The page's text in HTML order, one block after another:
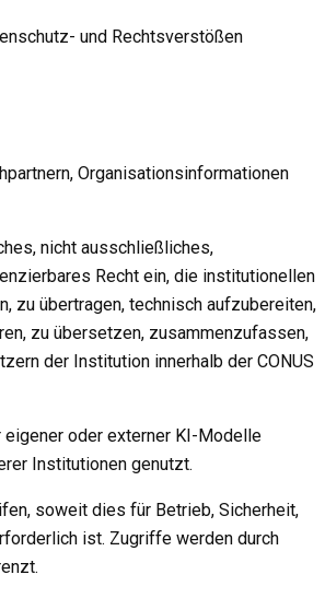
und Rechtsverstößen
Organisationsinformationen
nicht ausschließliches,
Recht ein, die institutionellen
zu übertragen, technisch aufzubereiten,
zu übersetzen, zusammenzufassen,
der Institution innerhalb der CONUS
oder externer KI-Modelle
Institutionen genutzt.
soweit dies für Betrieb, Sicherheit,
ist. Zugriffe werden durch